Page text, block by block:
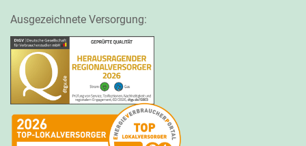
Ausgezeichnete Versorgung: